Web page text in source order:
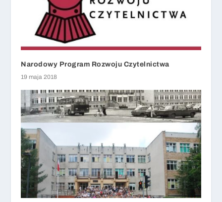
Narodowy Program Rozwoju Czytelnictwa
19 maja 2018